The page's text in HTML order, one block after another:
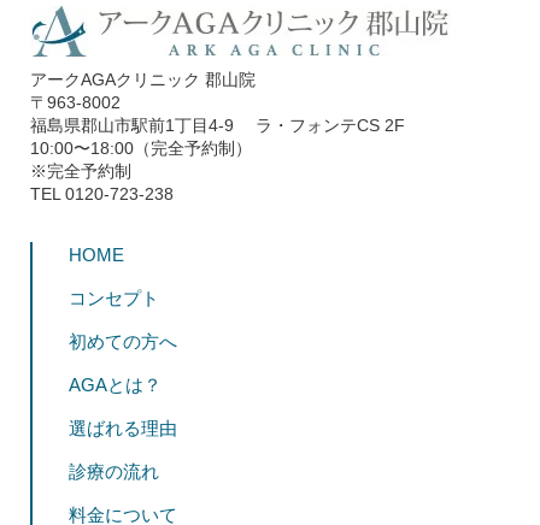
アークAGAクリニック 郡山院
〒963-8002
福島県郡山市駅前1丁目4-9 ラ・フォンテCS 2F
10:00〜18:00（完全予約制）
※完全予約制
TEL 0120-723-238
HOME
コンセプト
初めての方へ
AGAとは？
選ばれる理由
診療の流れ
料金について